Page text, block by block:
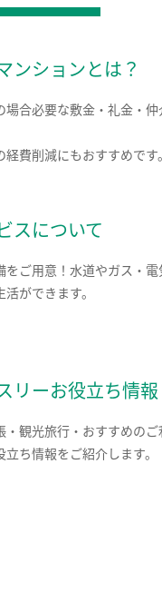
ンションとは？
場合必要な敷金・礼金・
費削減にもおすすめです。
スについて
をご用意！水道やガス・
ができます。
リーお役立ち情報
・観光旅行・おすすめの
ち情報をご紹介します。